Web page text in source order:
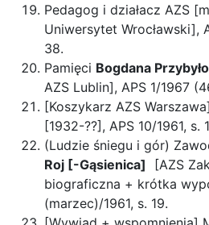
Pedagog i działacz AZS
Uniwersytet Wrocławski],
38.
Pamięci Bogdana Przybyło
AZS Lublin], APS 1/1967
[Koszykarz AZS Warszawa]
[1932-??], APS 10/1961, s.
(Ludzie śniegu i gór)
Roj [-Gąsienica] [AZS
biograficzna + krótka
(marzec)/1961, s. 19.